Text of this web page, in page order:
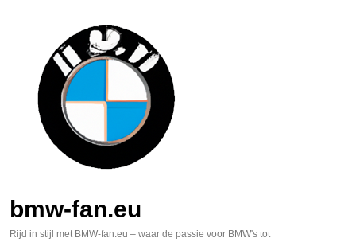
bmw-fan.eu
Rijd in stijl met BMW-fan.eu – waar de passie voor BMW's tot